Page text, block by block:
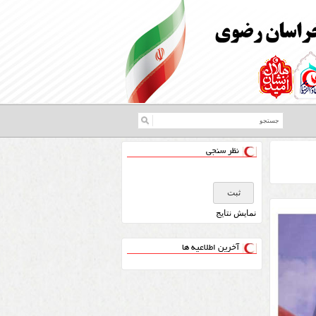
نظر سنجی
نمايش نتايج
آخرین اطلاعیه ها